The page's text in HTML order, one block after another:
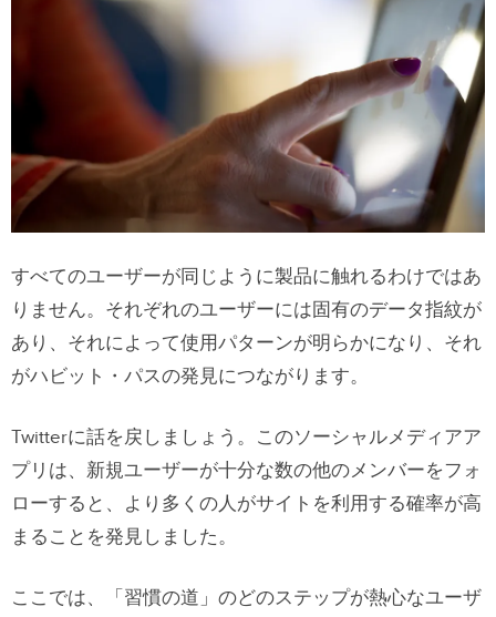
すべてのユーザーが同じように製品に触れるわけではあ
りません。それぞれのユーザーには固有のデータ指紋が
あり、それによって使用パターンが明らかになり、それ
がハビット・パスの発見につながります。
Twitterに話を戻しましょう。このソーシャルメディアア
プリは、新規ユーザーが十分な数の他のメンバーをフォ
ローすると、より多くの人がサイトを利用する確率が高
まることを発見しました。
ここでは、「習慣の道」のどのステップが熱心なユーザ